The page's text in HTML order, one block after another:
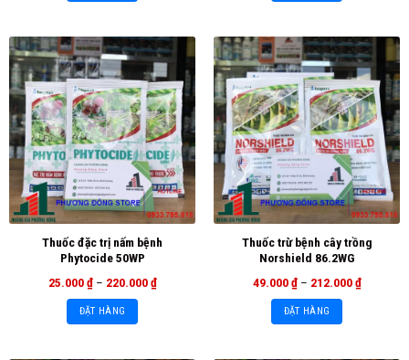
Thuốc đặc trị nấm bệnh
Phytocide 50WP
25.000₫ – 220.000₫
ĐẶT HÀNG
Thuốc trừ bệnh cây trồng
Norshield 86.2WG
49.000₫ – 212.000₫
ĐẶT HÀNG